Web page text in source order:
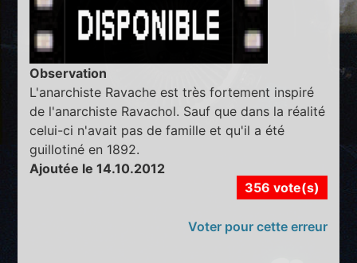
Observation
L'anarchiste Ravache est très fortement inspiré
de l'anarchiste Ravachol. Sauf que dans la réalité
celui-ci n'avait pas de famille et qu'il a été
guillotiné en 1892.
Ajoutée le 14.10.2012
356 vote(s)
Voter pour cette erreur